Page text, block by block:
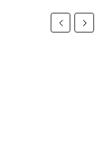
Previous
Next